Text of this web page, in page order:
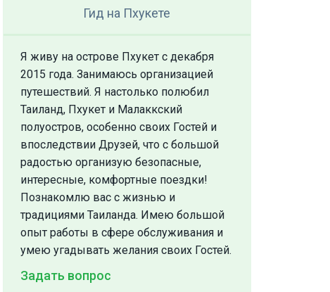
Гид на Пхукете
Я живу на острове Пхукет с декабря
2015 года. Занимаюсь организацией
путешествий. Я настолько полюбил
Таиланд, Пхукет и Малаккский
полуостров, особенно своих Гостей и
впоследствии Друзей, что с большой
радостью организую безопасные,
интересные, комфортные поездки!
Познакомлю вас с жизнью и
традициями Таиланда. Имею большой
опыт работы в сфере обслуживания и
умею угадывать желания своих Гостей.
Задать вопрос